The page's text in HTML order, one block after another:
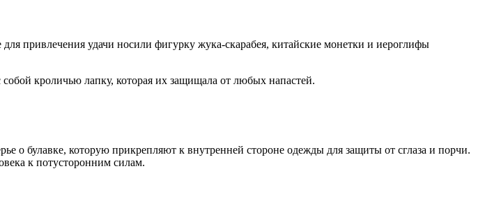
привлечения удачи носили фигурку жука-скарабея, китайские монетки и иероглифы
кроличью лапку, которая их защищала от любых напастей.
о булавке, которую прикрепляют к внутренней стороне одежды для защиты от сглаза и порчи.
к потусторонним силам.